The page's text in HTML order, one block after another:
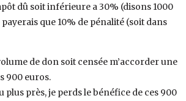
dû soit inférieure a 30% (disons 1000
que 10% de pénalité (soit dans
de don soit censée m’accorder une
900 euros.
plus près, je perds le bénéfice de ces 900